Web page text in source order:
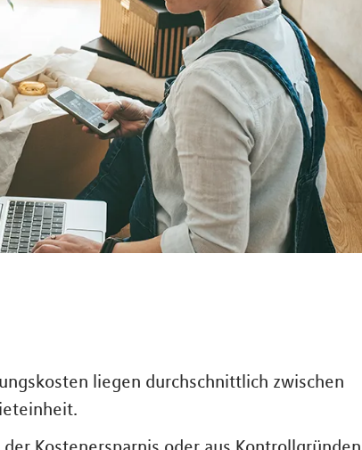
liegen durchschnittlich zwischen